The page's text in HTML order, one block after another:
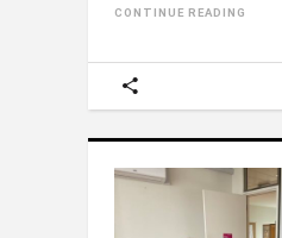
CONTINUE READING